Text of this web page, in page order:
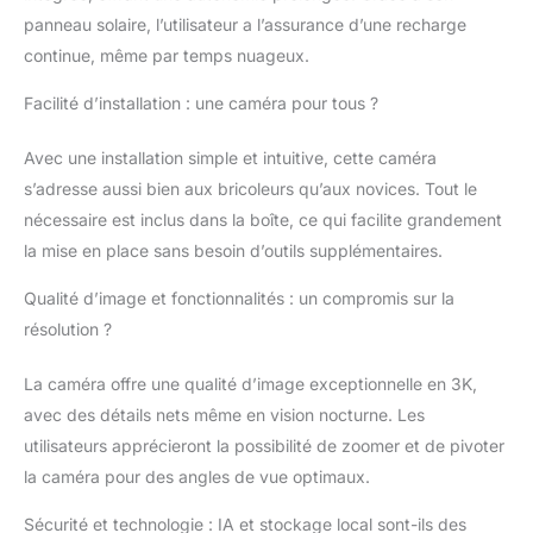
sans jamais perdre de
vue l'essentiel.
Surveillance Intégrale
couverture complète
360°, éliminant tous les
angles morts et
assurant une sécurité
sans faille avec la
camera surveillance wifi
fil ctronics. Autonomie
caméra de sécurité
auto-alimentée par
garantissant un
fonctionnement
panneau solaire, l’utilisateur a l’assurance d’une recharge
continue, même par temps nuageux.
Facilité d’installation : une caméra pour tous ?
Avec une installation simple et intuitive, cette caméra
s’adresse aussi bien aux bricoleurs qu’aux novices. Tout le
nécessaire est inclus dans la boîte, ce qui facilite grandement
la mise en place sans besoin d’outils supplémentaires.
Qualité d’image et fonctionnalités : un compromis sur la
résolution ?
La caméra offre une qualité d’image exceptionnelle en 3K,
avec des détails nets même en vision nocturne. Les
utilisateurs apprécieront la possibilité de zoomer et de pivoter
la caméra pour des angles de vue optimaux.
Sécurité et technologie : IA et stockage local sont-ils des